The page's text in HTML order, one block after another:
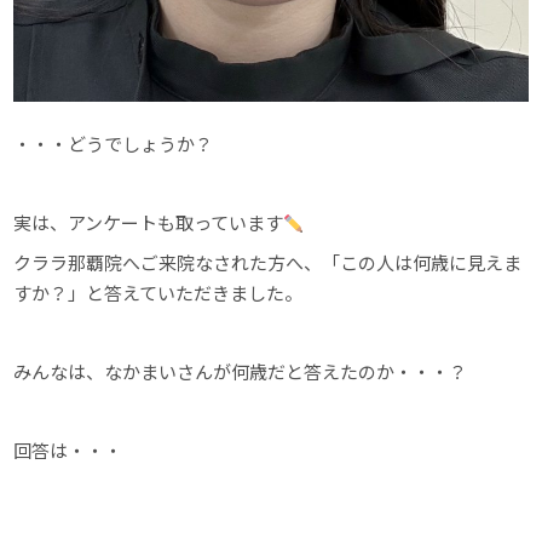
・・・どうでしょうか？
実は、アンケートも取っています
クララ那覇院へご来院なされた方へ、「この人は何歳に見えま
すか？」と答えていただきました。
みんなは、なかまいさんが何歳だと答えたのか・・・？
回答は・・・